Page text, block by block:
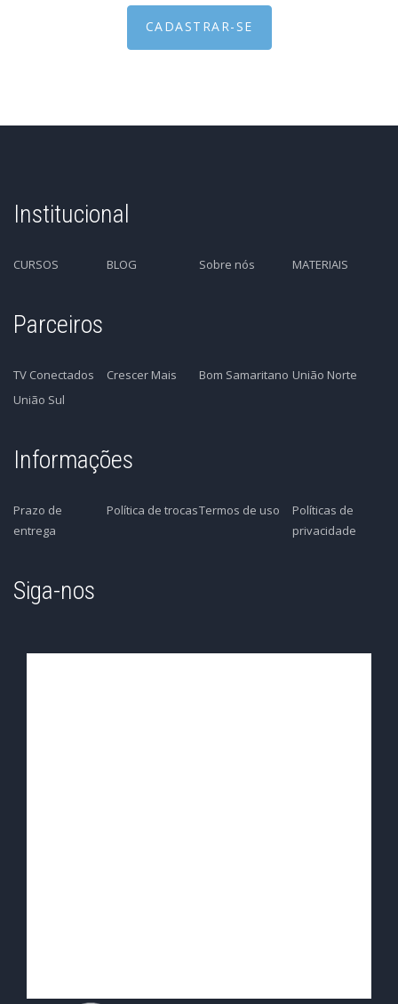
Institucional
CURSOS BLOG Sobre nós MATERIAIS
Parceiros
TV Conectados Crescer Mais Bom Samaritano União Norte
União Sul
Informações
Prazo de
entrega
Política de trocasTermos de uso
Políticas de
privacidade
Siga-nos